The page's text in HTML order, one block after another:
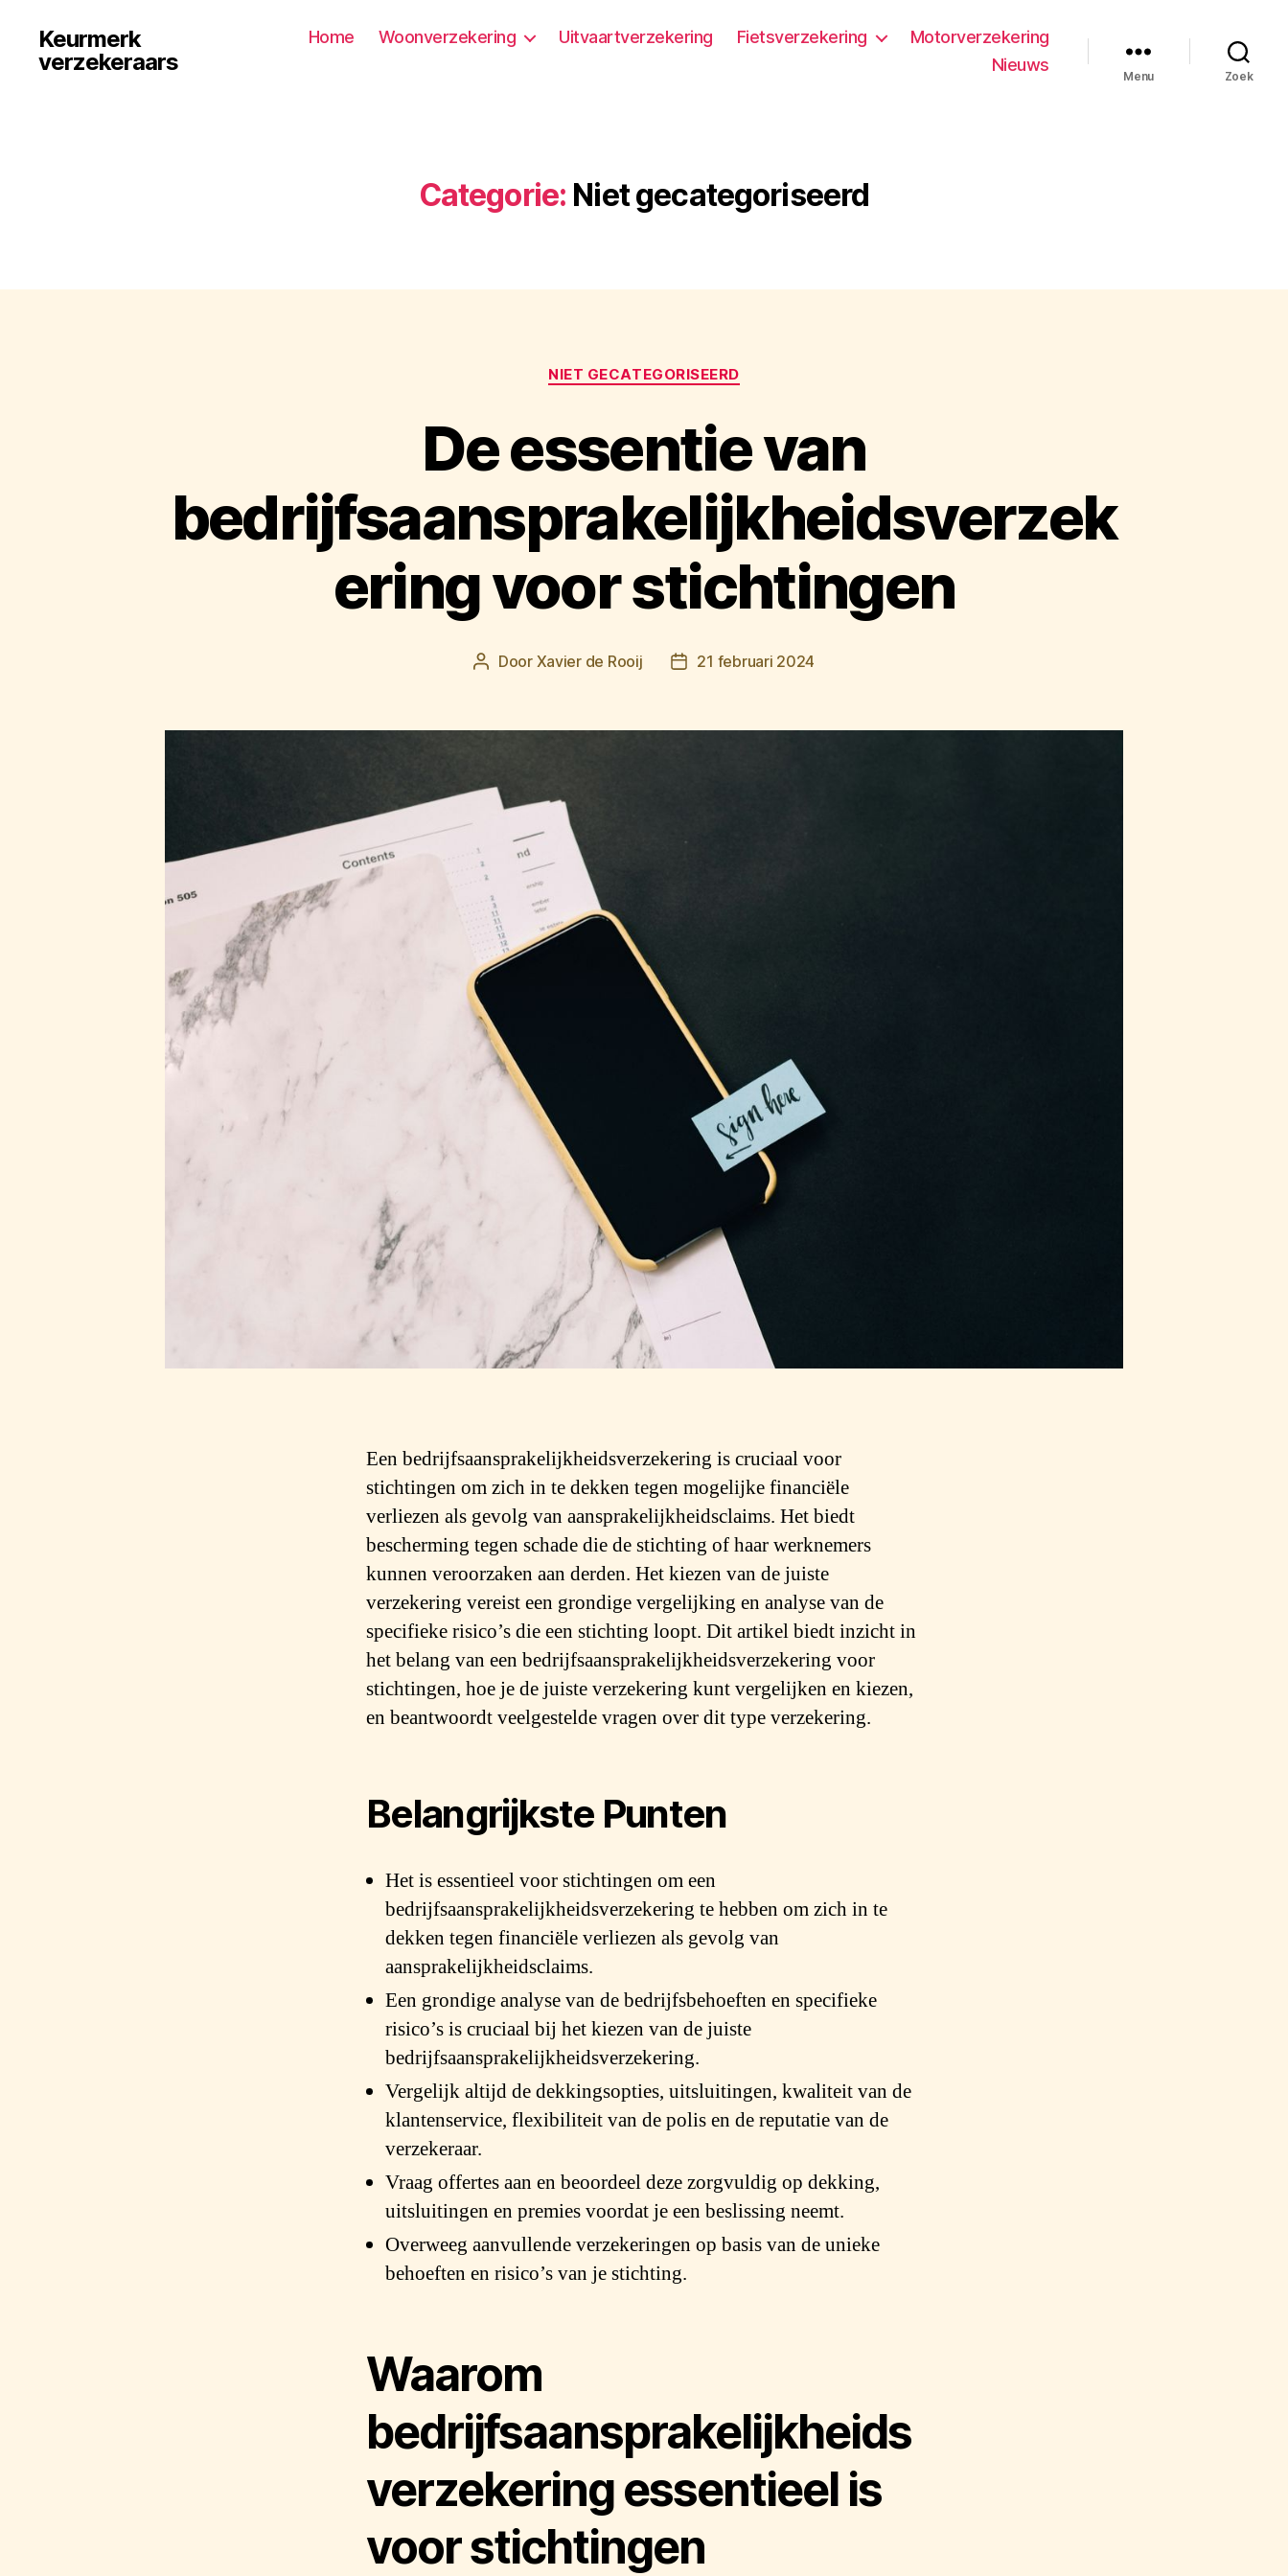
Keurmerk
verzekeraars
Home Woonverzekering Uitvaartverzekering Fietsverzekering
Motorverzekering
Nieuws
Menu Zoek
Categorie: Niet gecategoriseerd
Categorieën
NIET GECATEGORISEERD
De essentie van
bedrijfsaansprakelijkheidsverzek
ering voor stichtingen
Berichtauteur
Door Xavier de Rooij Berichtdatum
21 februari 2024
Een bedrijfsaansprakelijkheidsverzekering is cruciaal voor
stichtingen om zich in te dekken tegen mogelijke financiële
verliezen als gevolg van aansprakelijkheidsclaims. Het biedt
bescherming tegen schade die de stichting of haar werknemers
kunnen veroorzaken aan derden. Het kiezen van de juiste
verzekering vereist een grondige vergelijking en analyse van de
specifieke risico’s die een stichting loopt. Dit artikel biedt inzicht in
het belang van een bedrijfsaansprakelijkheidsverzekering voor
stichtingen, hoe je de juiste verzekering kunt vergelijken en kiezen,
en beantwoordt veelgestelde vragen over dit type verzekering.
Belangrijkste Punten
Het is essentieel voor stichtingen om een
bedrijfsaansprakelijkheidsverzekering te hebben om zich in te
dekken tegen financiële verliezen als gevolg van
aansprakelijkheidsclaims.
Een grondige analyse van de bedrijfsbehoeften en specifieke
risico’s is cruciaal bij het kiezen van de juiste
bedrijfsaansprakelijkheidsverzekering.
Vergelijk altijd de dekkingsopties, uitsluitingen, kwaliteit van de
klantenservice, flexibiliteit van de polis en de reputatie van de
verzekeraar.
Vraag offertes aan en beoordeel deze zorgvuldig op dekking,
uitsluitingen en premies voordat je een beslissing neemt.
Overweeg aanvullende verzekeringen op basis van de unieke
behoeften en risico’s van je stichting.
Waarom
bedrijfsaansprakelijkheids
verzekering essentieel is
voor stichtingen